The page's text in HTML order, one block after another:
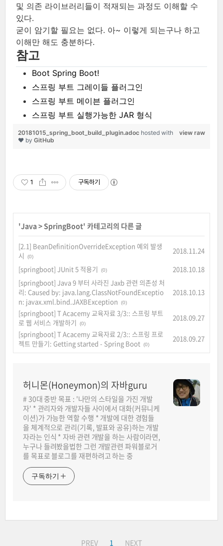
및 의존 라이브러리들이 적재되는 과정도 이해할 수
있다.
굳이 암기할 필요는 없다. 아~ 이렇게 되는구나 하고
이해만 해도 충분하다.
참고
Boot Spring Boot!
스프링 부트 그레이들 플러그인
스프링 부트 메이븐 플러그인
스프링 부트 실행가능한 JAR 형식
view raw
20181015_spring_boot_build_plugin.adoc hosted with
❤ by GitHub
1 구독하기
'Java> SpringBoot' 카테고리의 다른 글
[2.1] BeanDefinitionOverrideException 예외 발생
시
(0)
2018.11.24
[springboot] JUnit 5 적용기
(0)
2018.10.18
[springboot] Java 9 부터 사라진 Jaxb 관련 의존성 처
리: Caused by: java.lang.ClassNotFoundExceptio
n: javax.xml.bind.JAXBException
(0)
2018.10.13
[springboot] T Acacemy 교육자료 3/3:: 스프링 부트
로 웹 서비스 개발하기
(0)
2018.09.27
[springboot] T Acacemy 교육자료 2/3:: 스프링 프로
젝트 만들기: Getting started - Spring Boot (0)
2018.09.27
허니몬(Honeymon)의 자바guru
# 30대 중반 목표 : '나만의 스타일을 가진 개발
자' * 관리자와 개발자들 사이에서 대화(커뮤니케
이션)가 가능한 역할 수행 * 개발에 대한 경험들
을 체계적으로 관리(기록, 발표와 공유)하는 개발
자라는 인식 * 자바 관련 개발을 하는 사람이라면,
누구나 들려봤을법한 그런 개발관련 파워블로거
를 목표로 블로그를 재편하려고 하는 중
구독하기
PREV 1 NEXT